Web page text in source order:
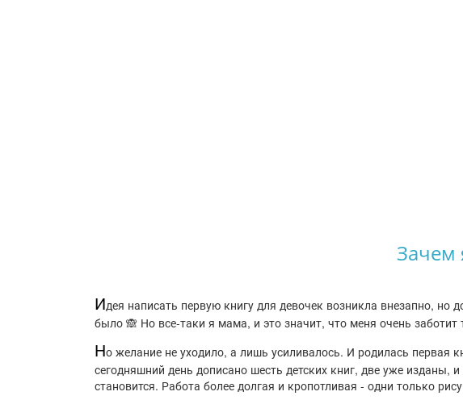
Зачем
Идея написать первую книгу для девочек возникла внезапно,
было 🙈 Но все-таки я мама, и это значит, что меня очень
Но желание не уходило, а лишь усиливалось. И родилась первая
сегодняшний день дописано шесть детских книг, две уже
становится. Работа более долгая и кропотливая - одни только